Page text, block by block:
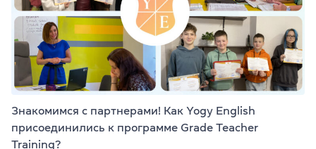
Знакомимся с партнерами! Как Yogy English
присоединились к программе Grade Teacher
Training?